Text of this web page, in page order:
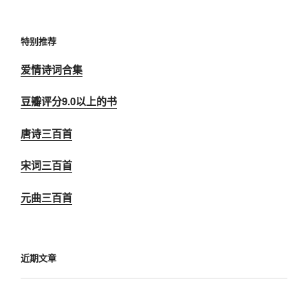
特别推荐
爱情诗词合集
豆瓣评分9.0以上的书
唐诗三百首
宋词三百首
元曲三百首
近期文章